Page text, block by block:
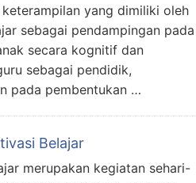
yang dimiliki oleh
sebagai pendampingan pada
secara kognitif dan
sebagai pendidik,
pada pembentukan …
Belajar
merupakan kegiatan sehari-